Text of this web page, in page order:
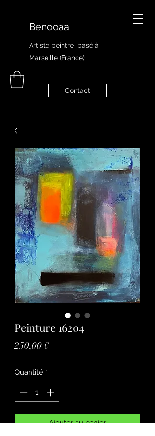
Benooaa
Artiste peintre basé à
Marseille (France)
Contact
Peinture 16204
250,00 €Prix
Quantité *
Ajouter au panier